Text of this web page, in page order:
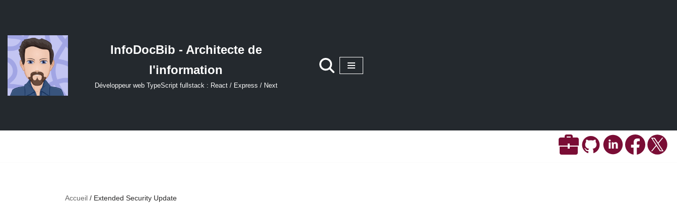
au
contenu
InfoDocBib - Architecte de
l'information
Développeur web TypeScript fullstack : React / Express / Next
Accueil / Extended Security Update